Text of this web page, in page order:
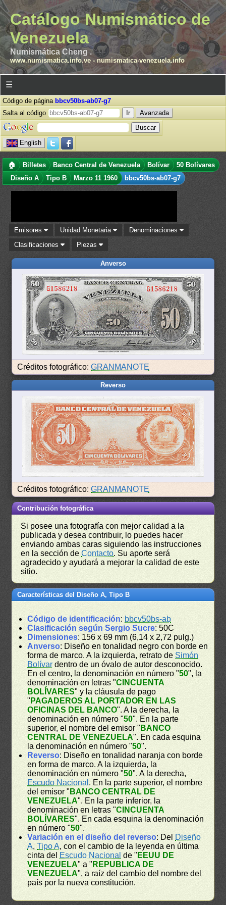
Catálogo Numismático de
Venezuela
Numismática Cheng .
www.numismatica.info.ve- numismatica-venezuela.info
☰
Código de página bbcv50bs-ab07-g7
Salta al código
Avanzada
English
🏠 Billetes Banco Central de Venezuela Bolívar
50 Bolívares
Diseño A
Tipo B Marzo 11 1960 bbcv50bs-ab07-g7
Emisores Unidad Monetaria
Denominaciones
Clasificaciones
Piezas
Anverso
Créditos fotográfico:GRANMANOTE
Reverso
Créditos fotográfico:GRANMANOTE
Contribución fotográfica
Si posee una fotografía con mejor calidad a la
publicada y desea contribuir, lo puedes hacer
enviando ambas caras siguiendo las instrucciones
en la sección deContacto. Su aporte será
agradecido y ayudará a mejorar la calidad de este
sitio.
Características del Diseño A, Tipo B
Código de identificación: bbcv50bs-ab
Clasificación según Sergio Sucre: 50C
Dimensiones: 156 x 69 mm (6,14 x 2,72 pulg.)
Anverso: Diseño en tonalidad negro con borde en
forma de marco. A la izquierda, retrato deSimón
Bolívar dentro de un óvalo de autor desconocido.
En el centro, la denominación en número "50", la
denominación en letras "CINCUENTA
BOLÍVARES" y la cláusula de pago
" PAGADEROS AL PORTADOR EN LAS
OFICINAS DEL BANCO". A la derecha, la
denominación en número "50". En la parte
superior, el nombre del emisor " BANCO
CENTRAL DE VENEZUELA". En cada esquina
la denominación en número "50".
Reverso: Diseño en tonalidad naranja con borde
en forma de marco. A la izquierda, la
denominación en número "50". A la derecha,
Escudo Nacional . En la parte superior, el nombre
del emisor " BANCO CENTRAL DE
VENEZUELA". En la parte inferior, la
denominación en letras "CINCUENTA
BOLÍVARES". En cada esquina la denominación
en número "50".
Variación en el diseño del reverso: Del Diseño
A,Tipo A, con el cambio de la leyenda en última
cinta del Escudo Nacional de " EEUU DE
VENEZUELA" a " REPUBLICA DE
VENEZUELA", a raíz del cambio del nombre del
país por la nueva constitución.